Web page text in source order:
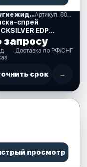
Другие жидкости, лакокрасочные материалы Артикул: 802878Q50
спрей
EDP
BLACK для
винтов,
матовая, 340 г.
запросу
Доставка по РФ/СНГ
срок →
просмотр